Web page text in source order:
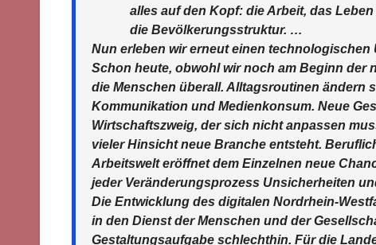
alles auf den Kopf: die Arbeit, das
die Bevölkerungsstruktur. …
Nun erleben wir erneut einen
Schon heute, obwohl wir noch am Beginn der
die Menschen überall. Alltagsroutinen ändern
Kommunikation und Medienkonsum. Neue
Wirtschaftszweig, der sich nicht anpassen
vieler Hinsicht neue Branche entsteht.
Arbeitswelt eröffnet dem Einzelnen neue
jeder Veränderungsprozess Unsicherheiten
Die Entwicklung des digitalen Nordrhein-
in den Dienst der Menschen und der
Gestaltungsaufgabe schlechthin. Für die